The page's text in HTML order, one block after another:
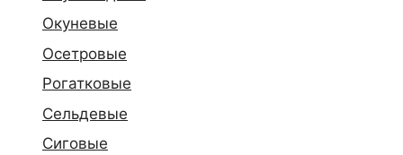
Окуневые
Осетровые
Рогатковые
Сельдевые
Сиговые